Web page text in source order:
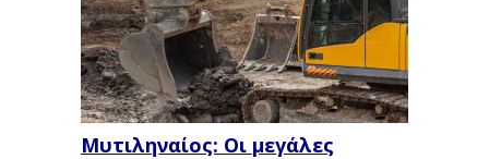
Μυτιληναίος: Οι μεγάλες